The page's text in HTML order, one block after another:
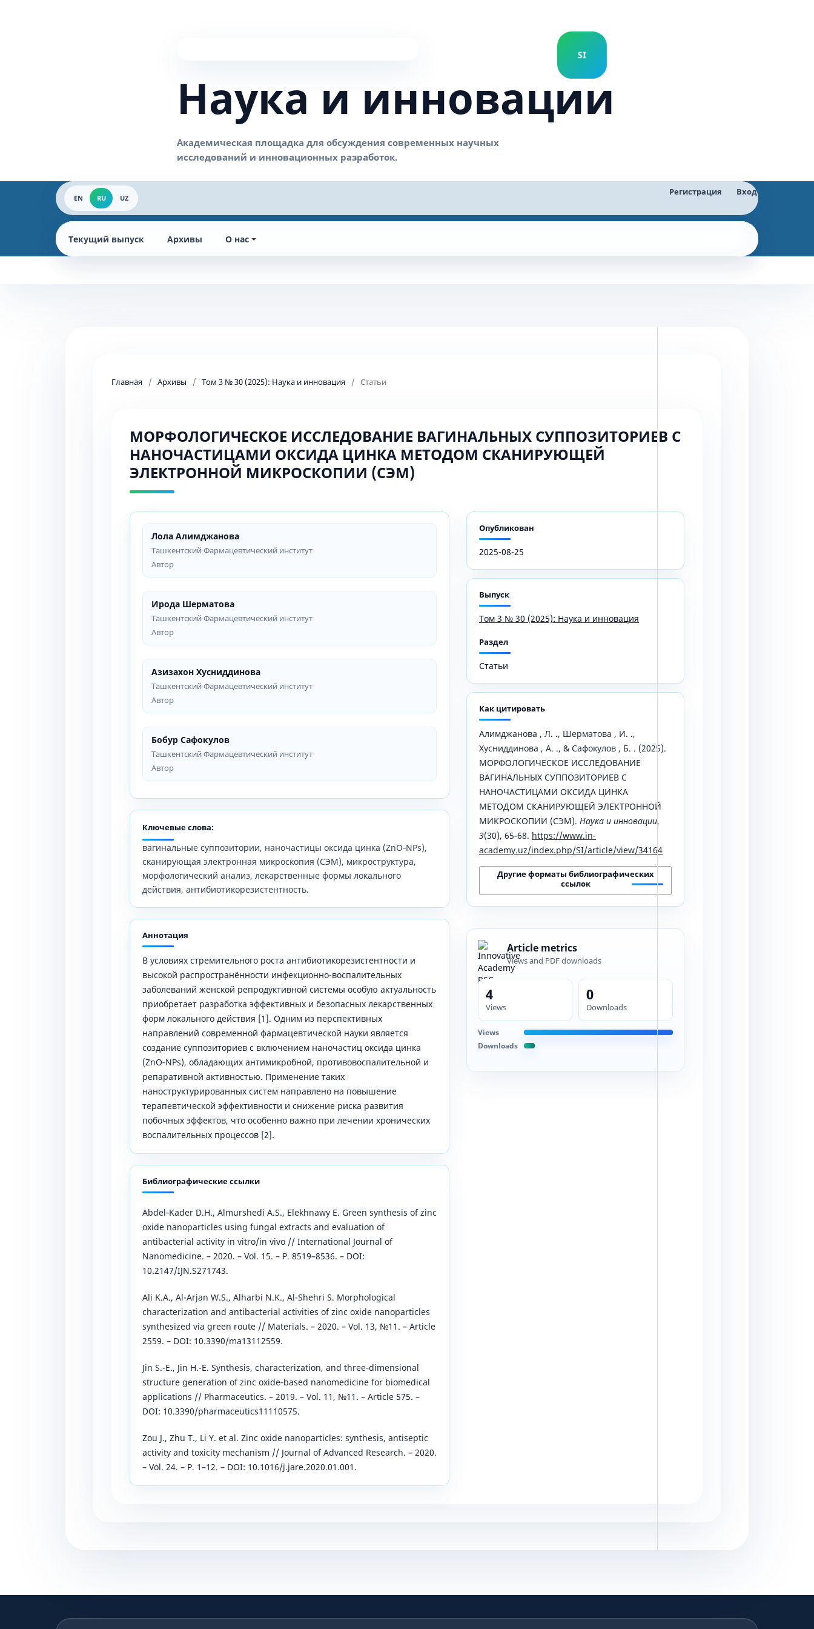
Наука и инновации
EN RU UZ
Регистрация Вход
Текущий выпуск Архивы О нас
Главная / Архивы / Том 3 № 30 (2025): Наука и инновация / Статьи
МОРФОЛОГИЧЕСКОЕ ИССЛЕДОВАНИЕ ВАГИНАЛЬНЫХ СУППОЗИТОРИЕВ С
НАНОЧАСТИЦАМИ ОКСИДА ЦИНКА МЕТОДОМ СКАНИРУЮЩЕЙ
ЭЛЕКТРОННОЙ МИКРОСКОПИИ (СЭМ)
Лола Алимджанова
Ташкентский Фармацевтический институт
Автор
Ирода Шерматова
Ташкентский Фармацевтический институт
Автор
Азизахон Хусниддинова
Ташкентский Фармацевтический институт
Автор
Бобур Сафокулов
Ташкентский Фармацевтический институт
Автор
Ключевые слова:
вагинальные суппозитории, наночастицы оксида цинка (ZnO‑NPs),
сканирующая электронная микроскопия (СЭМ), микроструктура,
морфологический анализ, лекарственные формы локального
действия, антибиотикорезистентность.
Аннотация
В условиях стремительного роста антибиотикорезистентности и
высокой распространённости инфекционно-воспалительных
заболеваний женской репродуктивной системы особую актуальность
приобретает разработка эффективных и безопасных лекарственных
форм локального действия [1]. Одним из перспективных
направлений современной фармацевтической науки является
создание суппозиториев с включением наночастиц оксида цинка
(ZnO‑NPs), обладающих антимикробной, противовоспалительной и
репаративной активностью. Применение таких
наноструктурированных систем направлено на повышение
терапевтической эффективности и снижение риска развития
побочных эффектов, что особенно важно при лечении хронических
воспалительных процессов [2].
Библиографические ссылки
Abdel‑Kader D.H., Almurshedi A.S., Elekhnawy E. Green synthesis of zinc
oxide nanoparticles using fungal extracts and evaluation of
antibacterial activity in vitro/in vivo // International Journal of
Nanomedicine. – 2020. – Vol. 15. – P. 8519–8536. – DOI:
10.2147/IJN.S271743.
Ali K.A., Al-Arjan W.S., Alharbi N.K., Al-Shehri S. Morphological
characterization and antibacterial activities of zinc oxide nanoparticles
synthesized via green route // Materials. – 2020. – Vol. 13, №11. – Article
2559. – DOI: 10.3390/ma13112559.
Jin S.-E., Jin H.-E. Synthesis, characterization, and three‑dimensional
structure generation of zinc oxide‑based nanomedicine for biomedical
applications // Pharmaceutics. – 2019. – Vol. 11, №11. – Article 575. –
DOI: 10.3390/pharmaceutics11110575.
Zou J., Zhu T., Li Y. et al. Zinc oxide nanoparticles: synthesis, antiseptic
activity and toxicity mechanism // Journal of Advanced Research. – 2020.
– Vol. 24. – P. 1–12. – DOI: 10.1016/j.jare.2020.01.001.
Опубликован
2025-08-25
Выпуск
Том 3 № 30 (2025): Наука и инновация
Раздел
Статьи
Как цитировать
Алимджанова , Л. ., Шерматова , И. .,
Хусниддинова , А. ., & Сафокулов , Б. . (2025).
МОРФОЛОГИЧЕСКОЕ ИССЛЕДОВАНИЕ
ВАГИНАЛЬНЫХ СУППОЗИТОРИЕВ С
НАНОЧАСТИЦАМИ ОКСИДА ЦИНКА
МЕТОДОМ СКАНИРУЮЩЕЙ ЭЛЕКТРОННОЙ
МИКРОСКОПИИ (СЭМ). Наука и инновации,
3(30), 65-68. https://www.in-
academy.uz/index.php/SI/article/view/34164
Другие форматы библиографических
ссылок
Article metrics
Views and PDF downloads
4
Views
0
Downloads
Views
Downloads